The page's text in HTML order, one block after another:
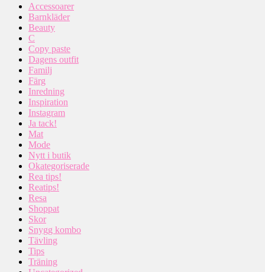
Accessoarer
Barnkläder
Beauty
C
Copy paste
Dagens outfit
Familj
Färg
Inredning
Inspiration
Instagram
Ja tack!
Mat
Mode
Nytt i butik
Okategoriserade
Rea tips!
Reatips!
Resa
Shoppat
Skor
Snygg kombo
Tävling
Tips
Träning